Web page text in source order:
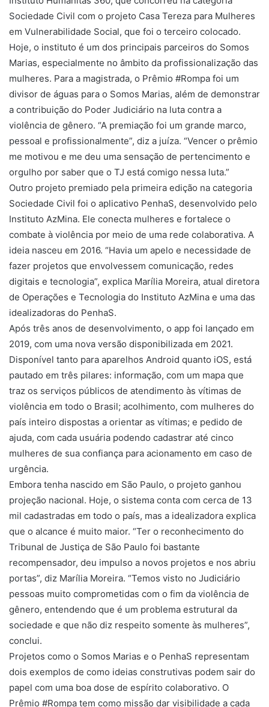
Sociedade Civil com o projeto Casa Tereza para Mulheres
em Vulnerabilidade Social, que foi o terceiro colocado.
Hoje, o instituto é um dos principais parceiros do Somos
Marias, especialmente no âmbito da profissionalização das
mulheres. Para a magistrada, o Prêmio #Rompa foi um
divisor de águas para o Somos Marias, além de demonstrar
a contribuição do Poder Judiciário na luta contra a
violência de gênero. “A premiação foi um grande marco,
pessoal e profissionalmente”, diz a juíza. “Vencer o prêmio
me motivou e me deu uma sensação de pertencimento e
orgulho por saber que o TJ está comigo nessa luta.”
Outro projeto premiado pela primeira edição na categoria
Sociedade Civil foi o aplicativo PenhaS, desenvolvido pelo
Instituto AzMina. Ele conecta mulheres e fortalece o
combate à violência por meio de uma rede colaborativa. A
ideia nasceu em 2016. “Havia um apelo e necessidade de
fazer projetos que envolvessem comunicação, redes
digitais e tecnologia”, explica Marília Moreira, atual diretora
de Operações e Tecnologia do Instituto AzMina e uma das
idealizadoras do PenhaS.
Após três anos de desenvolvimento, o app foi lançado em
2019, com uma nova versão disponibilizada em 2021.
Disponível tanto para aparelhos Android quanto iOS, está
pautado em três pilares: informação, com um mapa que
traz os serviços públicos de atendimento às vítimas de
violência em todo o Brasil; acolhimento, com mulheres do
país inteiro dispostas a orientar as vítimas; e pedido de
ajuda, com cada usuária podendo cadastrar até cinco
mulheres de sua confiança para acionamento em caso de
urgência.
Embora tenha nascido em São Paulo, o projeto ganhou
projeção nacional. Hoje, o sistema conta com cerca de 13
mil cadastradas em todo o país, mas a idealizadora explica
que o alcance é muito maior. “Ter o reconhecimento do
Tribunal de Justiça de São Paulo foi bastante
recompensador, deu impulso a novos projetos e nos abriu
portas”, diz Marília Moreira. “Temos visto no Judiciário
pessoas muito comprometidas com o fim da violência de
gênero, entendendo que é um problema estrutural da
sociedade e que não diz respeito somente às mulheres”,
conclui.
Projetos como o Somos Marias e o PenhaS representam
dois exemplos de como ideias construtivas podem sair do
papel com uma boa dose de espírito colaborativo. O
Prêmio #Rompa tem como missão dar visibilidade a cada